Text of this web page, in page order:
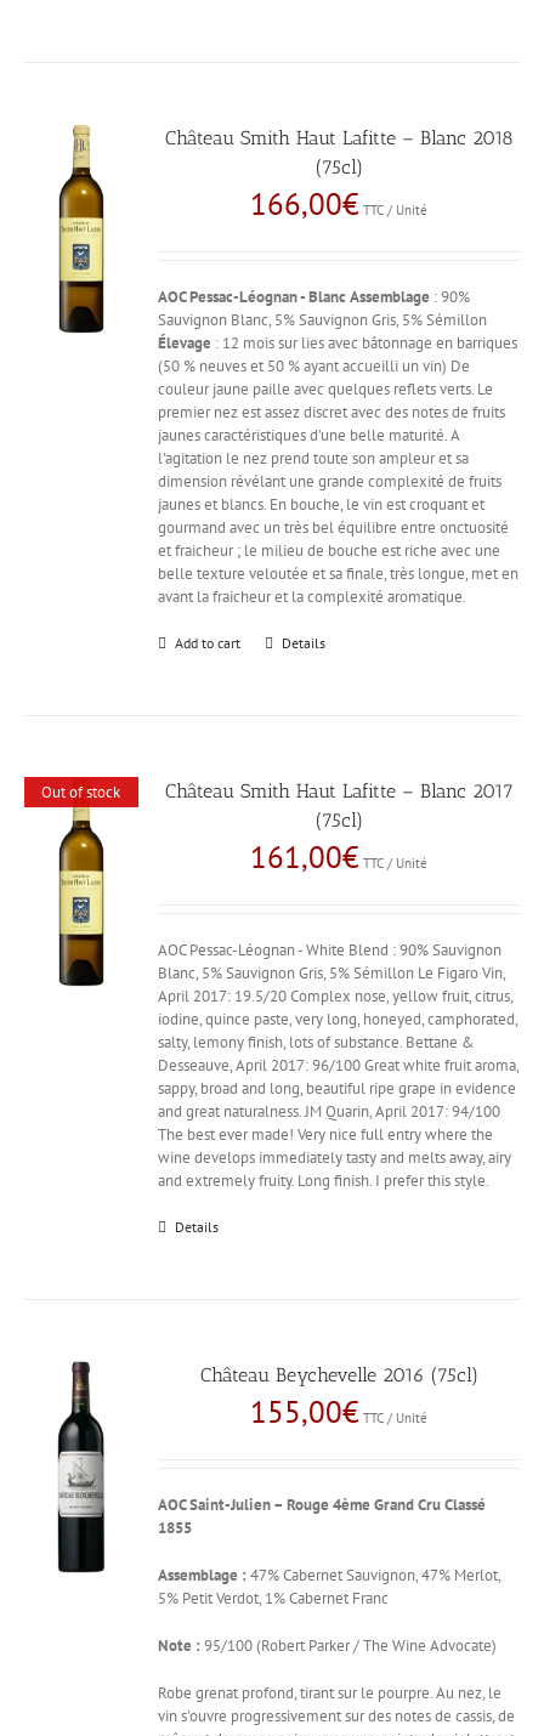
Château Smith Haut Lafitte – Blanc 2018
(75cl)
166,00€ TTC / Unité
AOC Pessac-Léognan - Blanc Assemblage : 90%
Sauvignon Blanc, 5% Sauvignon Gris, 5% Sémillon
Élevage : 12 mois sur lies avec bâtonnage en barriques
(50 % neuves et 50 % ayant accueilli un vin) De
couleur jaune paille avec quelques reflets verts. Le
premier nez est assez discret avec des notes de fruits
jaunes caractéristiques d’une belle maturité. A
l’agitation le nez prend toute son ampleur et sa
dimension révélant une grande complexité de fruits
jaunes et blancs. En bouche, le vin est croquant et
gourmand avec un très bel équilibre entre onctuosité
et fraicheur ; le milieu de bouche est riche avec une
belle texture veloutée et sa finale, très longue, met en
avant la fraicheur et la complexité aromatique.
Add to cart Details
Out of stock
Château Smith Haut Lafitte – Blanc 2017
(75cl)
161,00€ TTC / Unité
AOC Pessac-Léognan - White Blend : 90% Sauvignon
Blanc, 5% Sauvignon Gris, 5% Sémillon Le Figaro Vin,
April 2017: 19.5/20 Complex nose, yellow fruit, citrus,
iodine, quince paste, very long, honeyed, camphorated,
salty, lemony finish, lots of substance. Bettane &
Desseauve, April 2017: 96/100 Great white fruit aroma,
sappy, broad and long, beautiful ripe grape in evidence
and great naturalness. JM Quarin, April 2017: 94/100
The best ever made! Very nice full entry where the
wine develops immediately tasty and melts away, airy
and extremely fruity. Long finish. I prefer this style.
Details
Château Beychevelle 2016 (75cl)
155,00€ TTC / Unité
AOC Saint-Julien – Rouge 4ème Grand Cru Classé
1855
Assemblage : 47% Cabernet Sauvignon, 47% Merlot,
5% Petit Verdot, 1% Cabernet Franc
Note : 95/100 (Robert Parker / The Wine Advocate)
Robe grenat profond, tirant sur le pourpre. Au nez, le
vin s'ouvre progressivement sur des notes de cassis, de